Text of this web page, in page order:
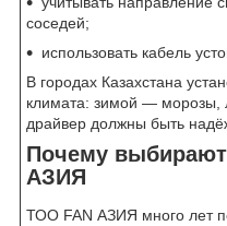
соседей;
использовать кабель
В городах Казахстана
климата: зимой — морозы,
драйвер должны быть
Почему выбирают
АЗИЯ
ТОО FAN АЗИЯ много лет